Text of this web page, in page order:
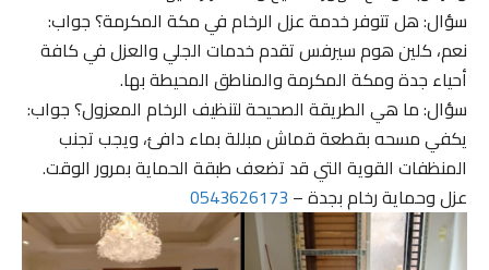
سؤال: هل تتوفر خدمة عزل الرخام في مكة المكرمة؟ جواب:
نعم، كلين هوم سيرفس تقدم خدمات الجلي والعزل في كافة
أحياء جدة ومكة المكرمة والمناطق المحيطة بها.
سؤال: ما هي الطريقة الصحيحة لتنظيف الرخام المعزول؟ جواب:
يكفي مسحه بقطعة قماش مبللة بماء دافئ، ويجب تجنب
المنظفات القوية التي قد تضعف طبقة الحماية بمرور الوقت.
عزل وحماية رخام بجدة –0543626173